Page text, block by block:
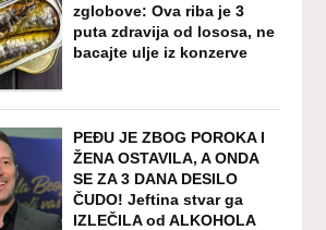
zglobove: Ova riba je 3
puta zdravija od lososa, ne
bacajte ulje iz konzerve
PEĐU JE ZBOG POROKA I
ŽENA OSTAVILA, A ONDA
SE ZA 3 DANA DESILO
ČUDO! Jeftina stvar ga
IZLEČILA od ALKOHOLA